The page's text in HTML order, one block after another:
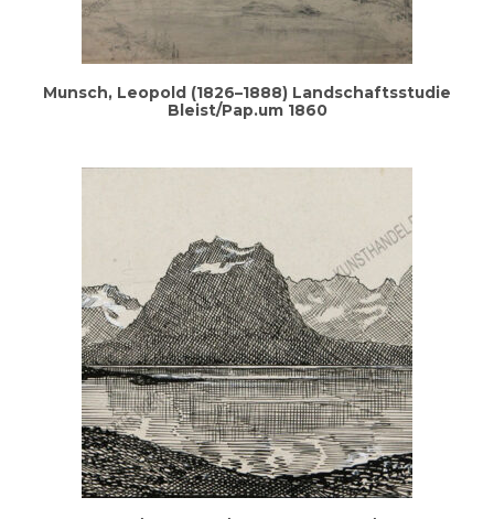
Munsch, Leo­pold (1826–1888) Land­schafts­stu­die
Bleist/Pap.um 1860